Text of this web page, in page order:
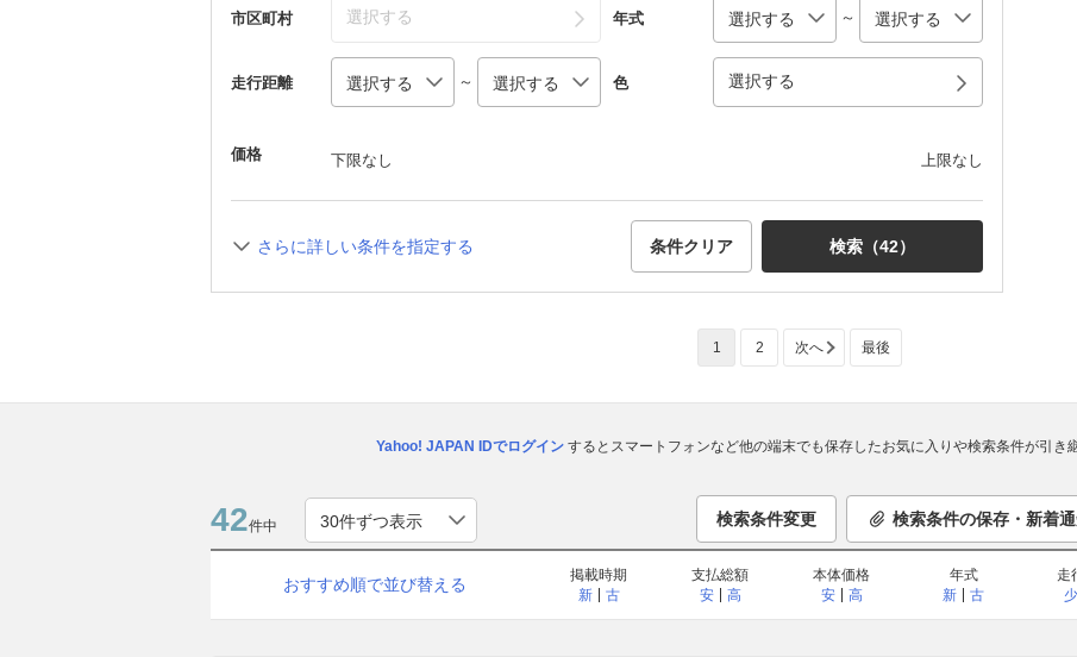
市区町村 選択する 年式 ～
走行距離 ～ 色 選択する
価格 下限なし 上限なし
さらに詳しい条件を指定する 条件クリア 検索（42）
1 2 次へ 最後
Yahoo! JAPAN IDでログインするとスマートフォンなど他の端末でも保存したお気に入りや検索条件が引き
42件中 検索条件変更 検索条件の保存・新着
おすすめ順で並び替える
掲載時期
新
古
支払総額
安
高
本体価格
安
高
年式
新
古
走
少